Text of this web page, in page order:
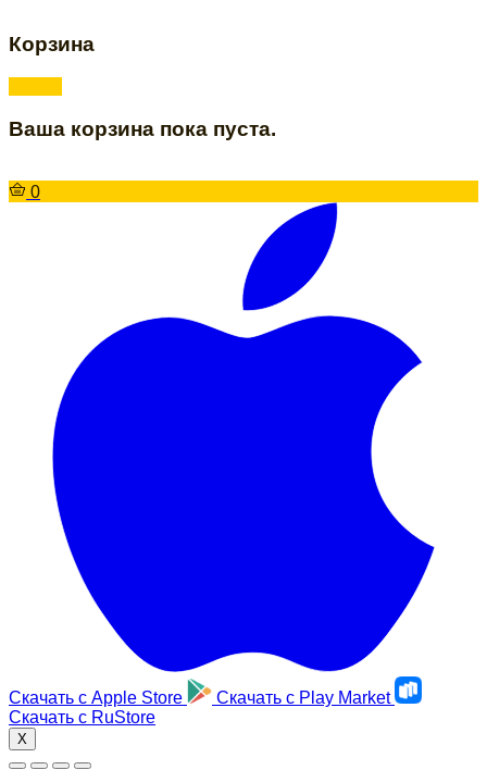
Корзина
Ваша корзина пока пуста.
0
Скачать с Apple Store Скачать с Play Market
Скачать с RuStore
X